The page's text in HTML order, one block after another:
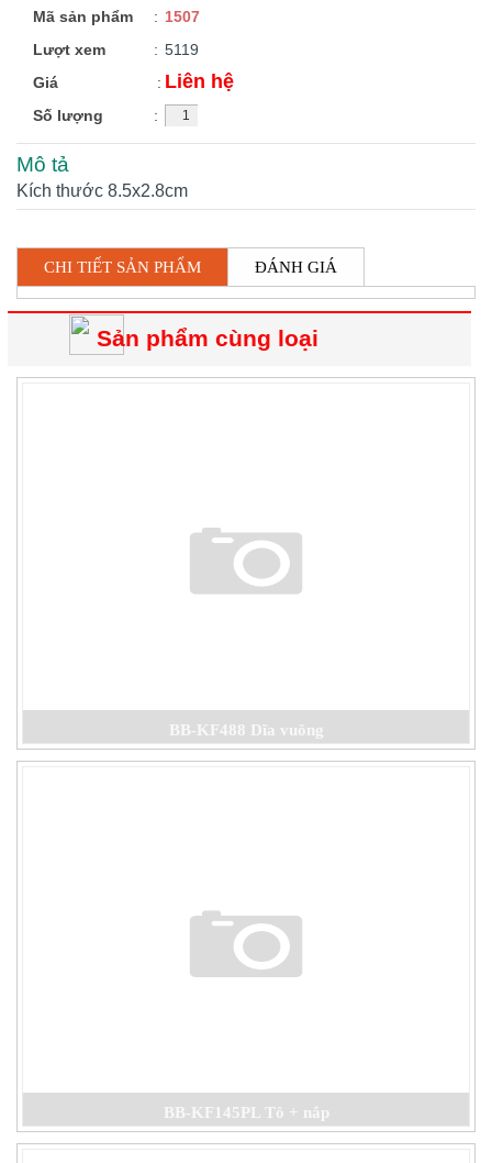
Mã sản phẩm : 1507
Lượt xem
: 5119
Giá
: Liên hệ
Số lượng :
Mô tả
Kích thước 8.5x2.8cm
CHI TIẾT SẢN PHẨM ĐÁNH GIÁ
Sản phẩm cùng loại
BB-KF488 Dĩa vuông
BB-KF145PL Tô + nắp